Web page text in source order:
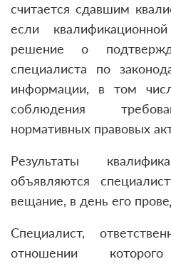
считается сдавшим
если
решение о
специалиста по
информации, в том
соблюдения
нормативных правовых
Результаты
объявляются
вещание, в день его
Специалист,
отношении которого